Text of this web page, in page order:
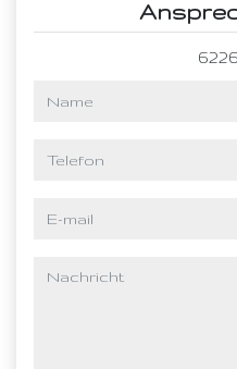
name
telefon
e-mail
nachricht